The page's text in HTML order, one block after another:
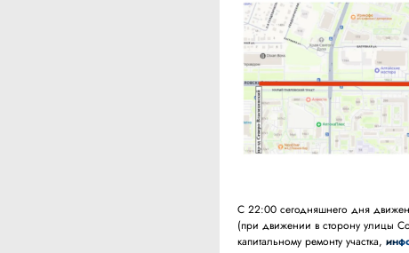
С 22:00 сегодняшнего дня
(при движении в сторону улицы
капитальному ремонту участка,